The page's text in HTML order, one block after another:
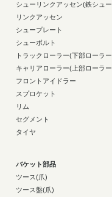
シューリンクアッセン(鉄シュ
リンクアッセン
シュープレート
シューボルト
トラックローラー(下部ローラ
キャリアローラー(上部ローラ
フロントアイドラー
スプロケット
リム
セグメント
タイヤ
バケット部品
ツース(爪)
ツース盤(爪)